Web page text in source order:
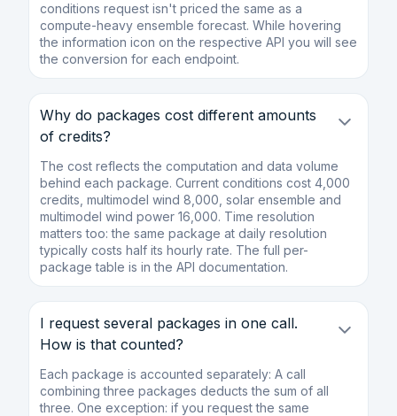
conditions request isn't priced the same as a
compute-heavy ensemble forecast. While hovering
the information icon on the respective API you will see
the conversion for each endpoint.
Why do packages cost different amounts
of credits?
The cost reflects the computation and data volume
behind each package. Current conditions cost 4,000
credits, multimodel wind 8,000, solar ensemble and
multimodel wind power 16,000. Time resolution
matters too: the same package at daily resolution
typically costs half its hourly rate. The full per-
package table is in the API documentation.
I request several packages in one call.
How is that counted?
Each package is accounted separately: A call
combining three packages deducts the sum of all
three. One exception: if you request the same